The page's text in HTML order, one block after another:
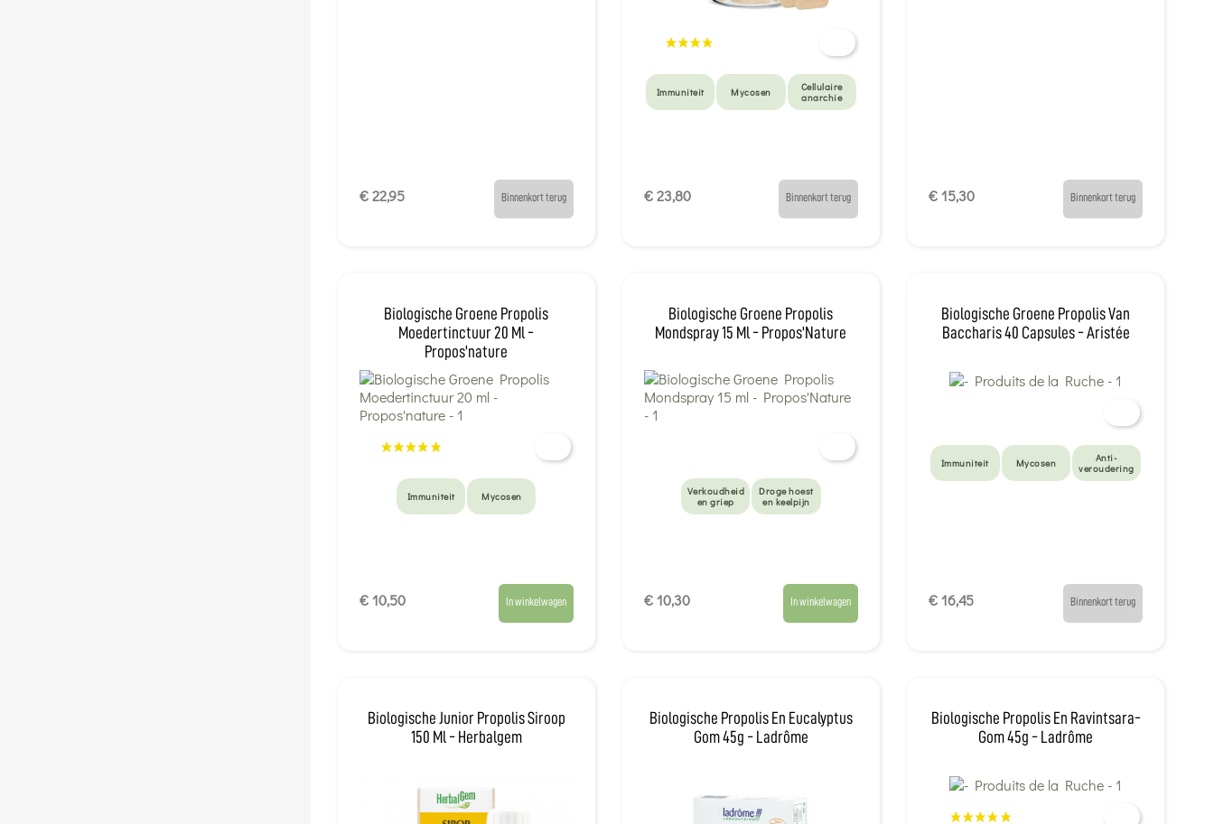
€ 22,95 Binnenkort terug
Immuniteit Mycosen
Cellulaire
anarchie
€ 23,80 Binnenkort terug € 15,30 Binnenkort terug
Biologische Groene Propolis
Moedertinctuur 20 Ml -
Propos'nature
Immuniteit Mycosen
€ 10,50 In winkelwagen
Biologische Groene Propolis
Mondspray 15 Ml - Propos'Nature
Verkoudheid
en griep
Droge hoest
en keelpijn
€ 10,30 In winkelwagen
Biologische Groene Propolis Van
Baccharis 40 Capsules - Aristée
Immuniteit Mycosen
Anti-
veroudering
€ 16,45 Binnenkort terug
Biologische Junior Propolis Siroop
150 Ml - Herbalgem
Biologische Propolis En Eucalyptus
Gom 45g - Ladrôme
Biologische Propolis En Ravintsara-
Gom 45g - Ladrôme